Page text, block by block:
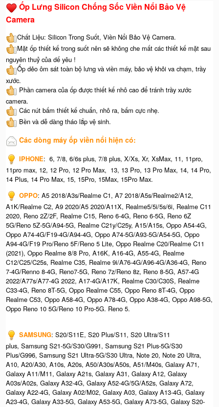
Ốp Lưng Silicon Chống Sốc Viền Nổi Bảo Vệ
Camera
Chất Liệu: Silicon Trong Suốt, Viền Nổi Bảo Vệ Camera.
Mặt ốp thiết kế trong suốt nên sẽ không che mất các thiết kế mặt sau
nguyên thuỷ của dế yêu !
Ốp dẻo ôm sát toàn bộ lưng và viền máy, bảo vệ khỏi va chạm, trầy
xước.
Phần camera của ốp được thiết kế nhô cao để tránh trầy xước
camera.
Các nút bấm thiết kế chuẩn, nhô ra, bấm cực nhẹ.
Bền và dễ dàng tháo lắp vệ sinh.
Các dòng máy ốp viền nổi hiện có:
IPHONE: 6, 7/8, 6/6s plus, 7/8 plus, X/Xs, Xr, XsMax, 11, 11pro,
11pro max, 12, 12 Pro, 12 Pro Max, 13, 13 Pro, 13 Pro Max, 14, 14 Pro,
14 Plus, 14 Pro Max, 15, 15Pro, 15Max, 15Pro Max.
OPPO: A5 2018/A3s/Realme C1, A7 2018/A5s/Realme2/A12,
A1K/Realme C2, A9 2020/A5 2020/A11X, Realme5/5i/5s/6i, Realme C11
2020, Reno 2Z/2F, Realme C15, Reno 6-4G, Reno 6-5G, Reno 6Z
5G/Reno 5Z-5G/A94-5G, Realme C21y/C25y, A15/A15s, Oppo A54-4G,
Oppo A74-4G/F19-4G/A94-4G, Oppo A74-5G/A93-5G/A54-5G, Oppo
A94-4G/F19 Pro/Reno 5F/Reno 5 Lite, Oppo Realme C20/Realme C11
(2021), Oppo Realme 8/8 Pro, A16K, A16-4G, A55-4G, Realme
C12/C25/C25s, Realme C35, Realme 9i/A76-4G/A96-4G/A36-4G, Reno
7-4G/Renno 8-4G, Reno7-5G, Reno 7z/Reno 8z, Reno 8-5G, A57-4G
2022/A77s/A77-4G 2022, A17-4G/A17K, Realme C30/C30S, Realme
C33-4G, Reno 8T-5G, Oppo Realme C55, Oppo Reno 8T-4G, Oppo
Realme C53, Oppo A58-4G, Oppo A78-4G, Oppo A38-4G, Oppo A98-5G,
Oppo Reno 10 5G/Reno 10 Pro-5G. Reno 5.
SAMSUNG: S20/S11E, S20 Plus/S11, S20 Ultra/S11
plus, Samsung S21-5G/S30/G991, Samsung S21 Plus-5G/S30
Plus/G996, Samsung S21 Ultra-5G/S30 Ultra, Note 20, Note 20 Ultra,
A10, A20/A30, A10s, A20s, A50/A30s/A50s, A51/M40s, Galaxy A71,
Galaxy A11/M11, Galaxy A21s, Galaxy A31, Galaxy A12, Galaxy
A03s/A02s, Galaxy A32-4G, Galaxy A52-4G/5G/A52s, Galaxy A72,
Galaxy A22-4G, Galaxy A02/M02, Galaxy A03, Galaxy A13-4G, Galaxy
A23-4G, Galaxy A33-5G, Galaxy A53-5G, Galaxy A73-5G, Galaxy S20-